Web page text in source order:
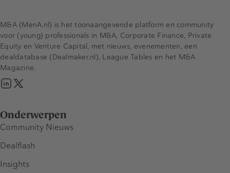
Onderwerpen
Community Nieuws
Dealflash
Insights
M&A (MenA.nl) is het toonaangevende platform en community
voor (young) professionals in M&A, Corporate Finance, Private
Equity en Venture Capital, met nieuws, evenementen, een
dealdatabase (Dealmaker.nl), League Tables en het M&A
Magazine.